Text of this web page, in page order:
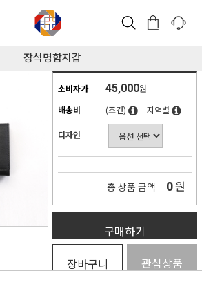
장석명함지갑
소비자가 45,000원
배송비 (조건) 지역별
디자인
총 상품 금액 0 원
구매하기
장바구니 관심상품